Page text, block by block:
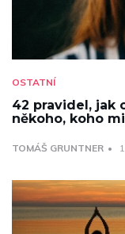
OSTATNÍ
42 pravidel, jak
někoho, koho
TOMÁŠ GRUNTNER